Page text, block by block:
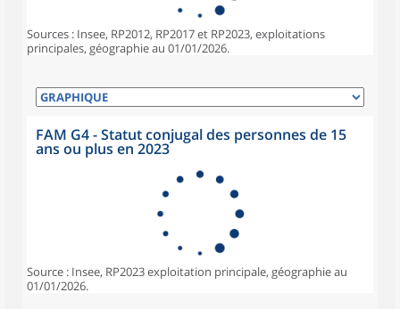
Sources : Insee, RP2012, RP2017 et RP2023, exploitations
principales, géographie au 01/01/2026.
FAM G4 - Statut conjugal des personnes de 15
ans ou plus en 2023
Source : Insee, RP2023 exploitation principale, géographie au
01/01/2026.